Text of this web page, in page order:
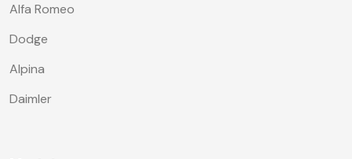
Alfa Romeo
Dodge
Alpina
Daimler